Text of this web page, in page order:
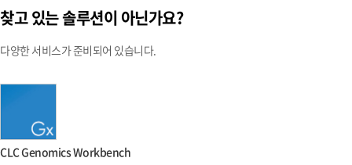
찾고 있는 솔루션이 아닌가요?
다양한 서비스가 준비되어 있습니다.
CLC Genomics Workbench